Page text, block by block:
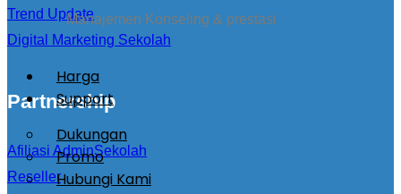
Manajemen Konseling & prestasi
Harga
Support
Dukungan
Promo
Hubungi Kami
Trend Update
Digital Marketing Sekolah
Partnership
Afiliasi AdminSekolah
Reseller